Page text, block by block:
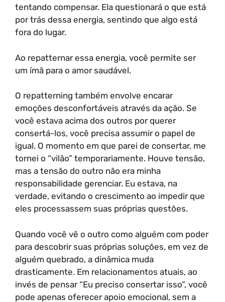
tentando compensar. Ela questionará o que está
por trás dessa energia, sentindo que algo está
fora do lugar.
Ao repatternar essa energia, você permite ser
um ímã para o amor saudável.
O repatterning também envolve encarar
emoções desconfortáveis através da ação. Se
você estava acima dos outros por querer
consertá-los, você precisa assumir o papel de
igual. O momento em que parei de consertar, me
tornei o “vilão” temporariamente. Houve tensão,
mas a tensão do outro não era minha
responsabilidade gerenciar. Eu estava, na
verdade, evitando o crescimento ao impedir que
eles processassem suas próprias questões.
Quando você vê o outro como alguém com poder
para descobrir suas próprias soluções, em vez de
alguém quebrado, a dinâmica muda
drasticamente. Em relacionamentos atuais, ao
invés de pensar “Eu preciso consertar isso”, você
pode apenas oferecer apoio emocional, sem a